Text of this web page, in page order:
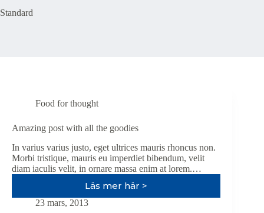
Standard
Food for thought
Amazing post with all the goodies
In varius varius justo, eget ultrices mauris rhoncus non.
Morbi tristique, mauris eu imperdiet bibendum, velit
diam iaculis velit, in ornare massa enim at lorem.…
Läs mer här >
Amazing
23 mars, 2013